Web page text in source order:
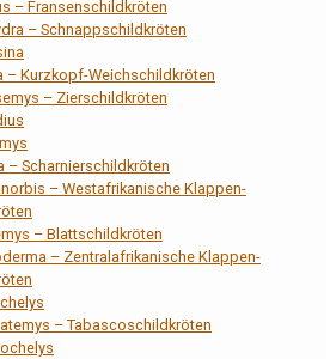
– Fransenschildkröten
– Schnappschildkröten
– Kurzkopf-Weichschildkröten
– Zierschildkröten
– Scharnierschildkröten
– Westafrikanische Klappen-
– Blattschildkröten
– Zentralafrikanische Klappen-
– Tabascoschildkröten